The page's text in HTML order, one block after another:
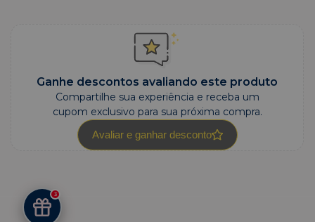
Ganhe descontos avaliando este produto
Compartilhe sua experiência e receba um
cupom exclusivo para sua próxima compra.
Avaliar e ganhar desconto
3